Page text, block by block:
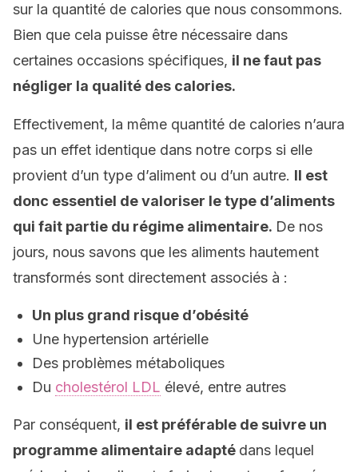
sur la quantité de calories que nous consommons.
Bien que cela puisse être nécessaire dans
certaines occasions spécifiques, il ne faut pas
négliger la qualité des calories.
Effectivement, la même quantité de calories n’aura
pas un effet identique dans notre corps si elle
provient d’un type d’aliment ou d’un autre. Il est
donc essentiel de valoriser le type d’aliments
qui fait partie du régime alimentaire. De nos
jours, nous savons que les aliments hautement
transformés sont directement associés à :
Un plus grand risque d’obésité
Une hypertension artérielle
Des problèmes métaboliques
Du cholestérol LDL élevé, entre autres
Par conséquent, il est préférable de suivre un
programme alimentaire adapté dans lequel